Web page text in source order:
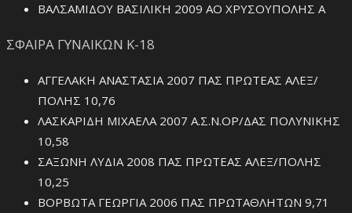
ΒΑΛΣΑΜΙΔΟΥ ΒΑΣΙΛΙΚΗ 2009 ΑΟ ΧΡΥΣΟΥΠΟΛΗΣ Α
ΣΦΑΙΡΑ ΓΥΝΑΙΚΩΝ Κ-18
ΑΓΓΕΛΑΚΗ ΑΝΑΣΤΑΣΙΑ 2007 ΠΑΣ ΠΡΩΤΕΑΣ ΑΛΕΞ/
ΠΟΛΗΣ 10,76
ΛΑΣΚΑΡΙΔΗ ΜΙΧΑΕΛΑ 2007 Α.Σ.Ν.ΟΡ/ΔΑΣ ΠΟΛΥΝΙΚΗΣ
10,58
ΣΑΞΩΝΗ ΛΥΔΙΑ 2008 ΠΑΣ ΠΡΩΤΕΑΣ ΑΛΕΞ/ΠΟΛΗΣ
10,25
ΒΟΡΒΩΤΑ ΓΕΩΡΓΙΑ 2006 ΠΑΣ ΠΡΩΤΑΘΛΗΤΩΝ 9,71